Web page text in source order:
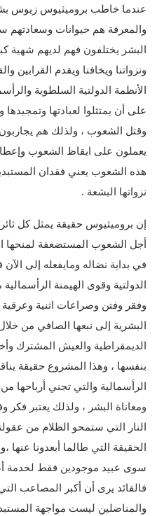
عندما خاطب بروميثيوس زيوس
والمعرفة هم حيوانات وسعادتهم
البشر يختلفون فهم لديهم شهية
ونزواتنا ويخافنا ويقدم القرابين
الأنظمة الدولتية السلطوية
على أن يمتثلوا لعبادتها
وقتل الشعوب ، ولذلك هم يجاربون
يعملون على ايقاظ الشعوب
هذه الشعوب يعني فقدان
نزواتها البشعة .
إن بروميثيوس حقيقة يمثل كل
أجل الشعوب المستضعفة لمنحها
في بداية نضاله ومايفعله إلى
الدولتية وقوى الهيمنة
وفقر وفتن وصراعات اثنية وعرقية
البشرية إلى نبعها الصافي من
الديمقراطية والعيش المشترك
بنفسها ، وهذا المشروع حقيقة
الرأسمالية والتي تجني أرباحها
ومعاناة البشر ، ولذلك يعتبر فكر
النار التي ستمحو الظلام من
الحقيقة التي طالما أبعدونا عنها
سوى عبيد موجودين فقط لخدمة
فالقائد يرى أن أكبر المصاعب التي
والمناضلين ليست مواجهة